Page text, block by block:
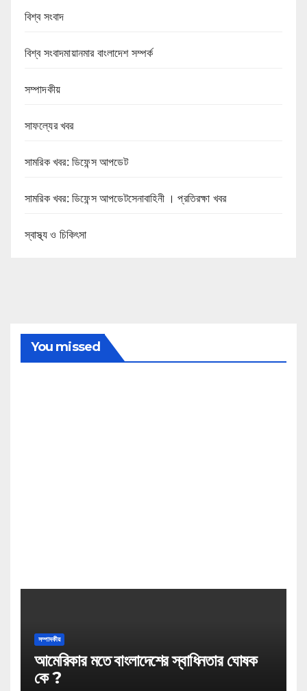
বিশ্ব সংবাদ
বিশ্ব সংবাদমায়ানমার বাংলাদেশ সম্পর্ক
সম্পাদকীয়
সাফল্যের খবর
সামরিক খবর: ডিফেন্স আপডেট
সামরিক খবর: ডিফেন্স আপডেটসেনাবাহিনী । প্রতিরক্ষা খবর
স্বাস্থ্য ও চিকিৎসা
You missed
সম্পাদকীয়
আমেরিকার মতে বাংলাদেশের স্বাধিনতার ঘোষক
কে ?